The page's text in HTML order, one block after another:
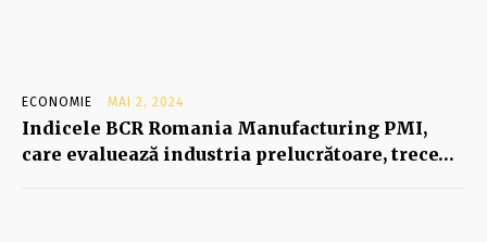
ECONOMIE MAI 2, 2024
Indicele BCR Romania Manufacturing PMI,
care evaluează industria prelucrătoare, trece…